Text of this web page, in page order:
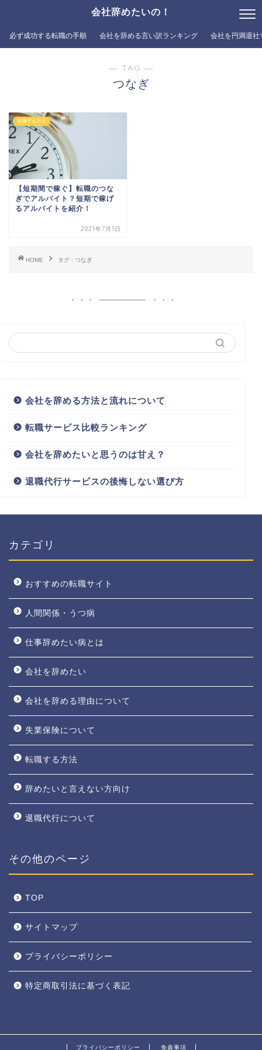
会社辞めたいの！
必ず成功する転職の手順 会社を辞める言い訳ランキング 会社を円満退社
― TAG ―
つなぎ
転職する方法
【短期間で稼ぐ】転職のつな
ぎでアルバイト？短期で稼げ
るアルバイトを紹介！
2021年7月1日
HOME タグ : つなぎ
会社を辞める方法と流れについて
転職サービス比較ランキング
会社を辞めたいと思うのは甘え？
退職代行サービスの後悔しない選び方
カテゴリ
おすすめの転職サイト
人間関係・うつ病
仕事辞めたい病とは
会社を辞めたい
会社を辞める理由について
失業保険について
転職する方法
辞めたいと言えない方向け
退職代行について
その他のページ
TOP
サイトマップ
プライバシーポリシー
特定商取引法に基づく表記
プライバシーポリシー 免責事項